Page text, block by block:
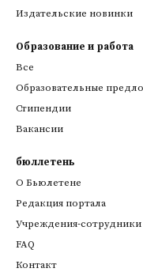
Издательские новинки
Образование и работа
Все
Образовательные
Стипендии
Вакансии
бюллетень
О Бьюлетене
Редакция портала
Учреждения-сотрудники
FAQ
Контакт